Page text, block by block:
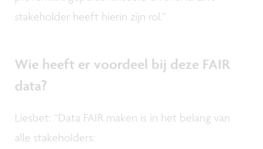
stakeholder heeft hierin zijn rol.”
Wie heeft er voordeel bij deze FAIR
data?
Liesbet: “Data FAIR maken is in het belang van
alle stakeholders: